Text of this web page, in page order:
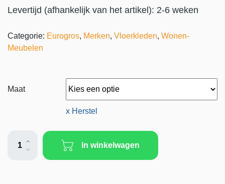
Levertijd (afhankelijk van het artikel): 2-6 weken
Categorie: Eurogros, Merken, Vloerkleden, Wonen-
Meubelen
Maat
x Herstel